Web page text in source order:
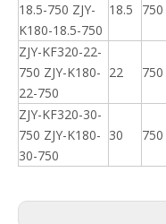
18.5-750 ZJY-
K180-18.5-750
18.5 750
ZJY-KF320-22-
750 ZJY-K180-
22-750
22 750
ZJY-KF320-30-
750 ZJY-K180-
30-750
30 750